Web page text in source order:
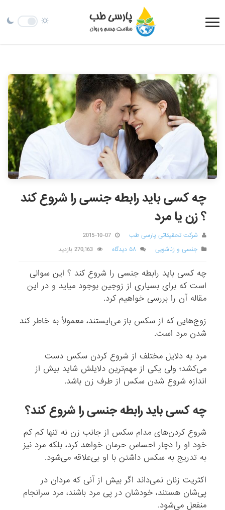
چه کسی باید رابطه جنسی را شروع کند
؟ زن یا مرد
شرکت تحقیقاتی پارسی طب
2015-10-07
جنسی و زناشویی
۵۸ دیدگاه 270,163 بازدید
چه کسی باید رابطه جنسی را شروع کند ؟ این سوالی
است که برای بسیاری از زوجین بوجود میاید و در این
مقاله آن را بررسی خواهیم کرد.
زوج‌هایی که از سکس باز می‌ایستند، معمولاً به خاطر کند
شدن مرد است.
مرد به دلایل مختلف از شروع کردن سکس دست
می‌کشد؛ ولی یکی از مهم‌ترین دلایلش شاید بیش از
اندازه شروع شدن سکس از طرف زن باشد.
چه کسی باید رابطه جنسی را شروع کند؟
شروع کردن‌های مدام سکس از جانب زن نه تنها کم کم
خود او را دچار احساس حرمان خواهد کرد، بلکه مرد نیز
به تدریج به سکس داشتن با او بی‌علاقه می‌شود.
اکثریت زنان نمی‌داند اگر بیش از آنی که مردان در
پی‌شان هستند، خودشان در پی مرد باشند،‌ مرد سرانجام
منفعل می‌شود.